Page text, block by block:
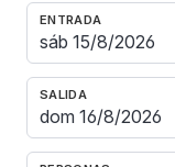
ENTRADA
SALIDA